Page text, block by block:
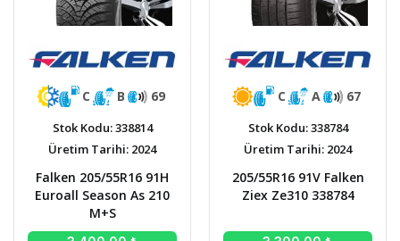
C B 69
Stok Kodu: 338814
Üretim Tarihi: 2024
Falken 205/55R16 91H
Euroall Season As 210
M+S
C A 67
Stok Kodu: 338784
Üretim Tarihi: 2024
205/55R16 91V Falken
Ziex Ze310 338784